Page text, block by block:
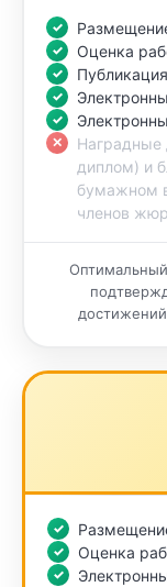
Оценка
Наградные
диплом) и
бумажном
членов
Оценка